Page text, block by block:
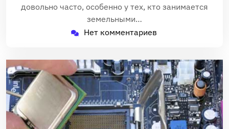
довольно часто, особенно у тех, кто занимается
земельными…
Нет комментариев